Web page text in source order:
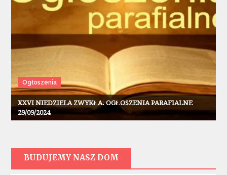
Ogłoszenia
XXVI NIEDZIELA ZWYKŁA. OGŁOSZENIA PARAFIALNE
29/09/2024
BUDUJEMY NASZ DOM